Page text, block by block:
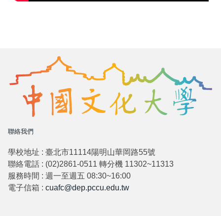
聯絡我們
學校地址 : 臺北市11114陽明山華岡路55號
聯絡電話 : (02)2861-0511 轉分機 11302~11313
服務時間 : 週一至週五 08:30~16:00
電子信箱 : cuafc@dep.pccu.edu.tw